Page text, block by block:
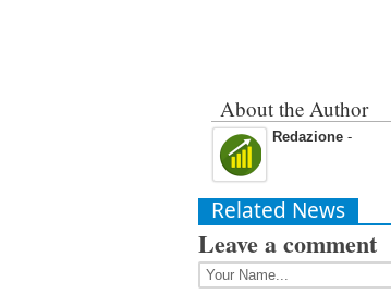
About the Author
Redazione -
Related News
Leave a comment